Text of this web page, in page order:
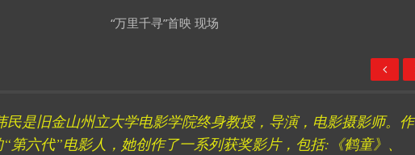
“万里千寻”首映 现场
民是旧金山州立大学电影学院终身教授，导演，电影摄影师。作
第六代”电影人，她创作了一系列获奖影片，包括:《鹤童》、